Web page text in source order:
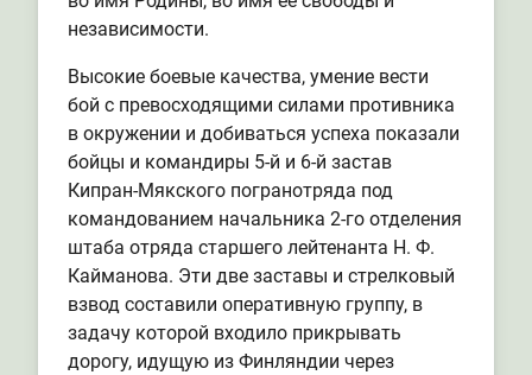
независимости.
Высокие боевые качества, умение вести
бой с превосходящими силами противника
в окружении и добиваться успеха показали
бойцы и командиры 5-й и 6-й застав
Кипран-Мякского погранотряда под
командованием начальника 2-го отделения
штаба отряда старшего лейтенанта Н. Ф.
Кайманова. Эти две заставы и стрелковый
взвод составили оперативную группу, в
задачу которой входило прикрывать
дорогу, идущую из Финляндии через